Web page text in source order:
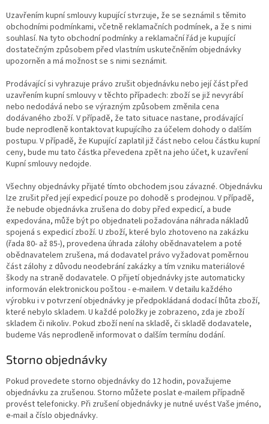
Uzavřením kupní smlouvy kupující stvrzuje, že se seznámil s těmito
obchodními podmínkami, včetně reklamačních podmínek, a že s nimi
souhlasí. Na tyto obchodní podmínky a reklamační řád je kupující
dostatečným způsobem před vlastním uskutečněním objednávky
upozorněn a má možnost se s nimi seznámit.
Prodávající si vyhrazuje právo zrušit objednávku nebo její část před
uzavřením kupní smlouvy v těchto případech: zboží se již nevyrábí
nebo nedodává nebo se výrazným způsobem změnila cena
dodávaného zboží. V případě, že tato situace nastane, prodávající
bude neprodleně kontaktovat kupujícího za účelem dohody o dalším
postupu. V případě, že Kupující zaplatil již část nebo celou částku kupní
ceny, bude mu tato částka převedena zpět na jeho účet, k uzavření
Kupní smlouvy nedojde.
Všechny objednávky přijaté tímto obchodem jsou závazné. Objednávku
lze zrušit před její expedicí pouze po dohodě s prodejnou. V případě,
že nebude objednávka zrušena do doby před expedicí, a bude
expedována, může být po objednateli požadována náhrada nákladů
spojená s expedicí zboží. U zboží, které bylo zhotoveno na zakázku
(řada 80- až 85-), provedena úhrada zálohy obědnavatelem a poté
obědnavatelem zrušena, má dodavatel právo vyžadovat poměrnou
část zálohy z důvodu neodebrání zakázky a tím vzniku materiálové
škody na straně dodavatele. O přijetí objednávky jste automaticky
informován elektronickou poštou - e-mailem. V detailu každého
výrobku i v potvrzení objednávky je předpokládaná dodací lhůta zboží,
které nebylo skladem. U každé položky je zobrazeno, zda je zboží
skladem či nikoliv. Pokud zboží není na skladě, či skladě dodavatele,
budeme Vás neprodleně informovat o dalším termínu dodání.
Storno objednávky
Pokud provedete storno objednávky do 12 hodin, považujeme
objednávku za zrušenou. Storno můžete poslat e-mailem případně
provést telefonicky. Při zrušení objednávky je nutné uvést Vaše jméno,
e-mail a číslo objednávky.